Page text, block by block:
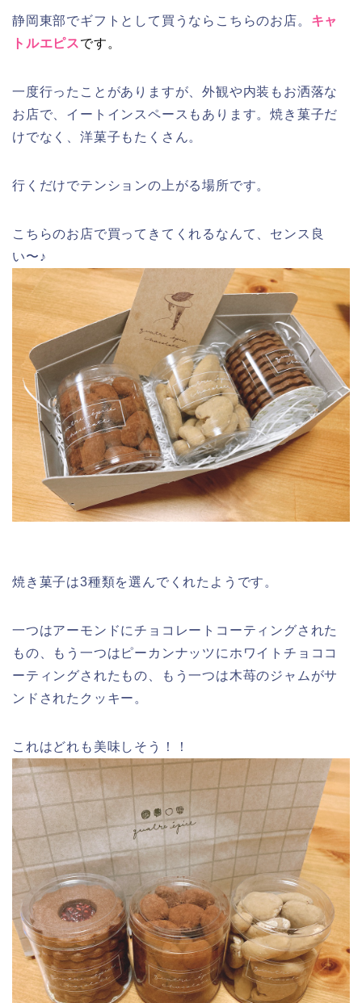
静岡東部でギフトとして買うならこちらのお店。 キャ
トルエピスです。
一度行ったことがありますが、外観や内装もお洒落な
お店で、イートインスペースもあります。焼き菓子だ
けでなく、洋菓子もたくさん。
行くだけでテンションの上がる場所です。
こちらのお店で買ってきてくれるなんて、センス良
い〜♪
焼き菓子は3種類を選んでくれたようです。
一つはアーモンドにチョコレートコーティングされた
もの、もう一つはピーカンナッツにホワイトチョココ
ーティングされたもの、もう一つは木苺のジャムがサ
ンドされたクッキー。
これはどれも美味しそう！！